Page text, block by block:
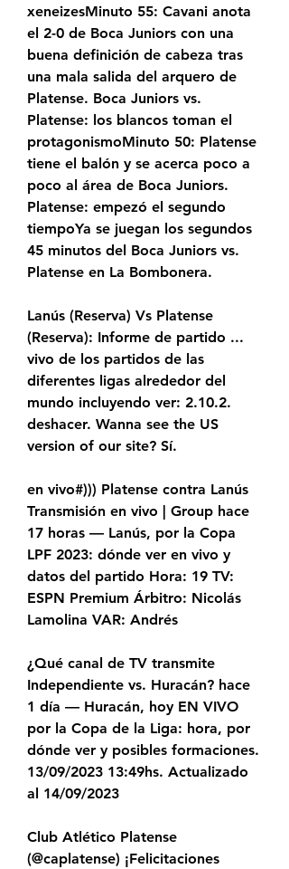
xeneizesMinuto 55: Cavani anota
el 2-0 de Boca Juniors con una
buena definición de cabeza tras
una mala salida del arquero de
Platense. Boca Juniors vs.
Platense: los blancos toman el
protagonismoMinuto 50: Platense
tiene el balón y se acerca poco a
poco al área de Boca Juniors.
Platense: empezó el segundo
tiempoYa se juegan los segundos
45 minutos del Boca Juniors vs.
Platense en La Bombonera.
Lanús (Reserva) Vs Platense
(Reserva): Informe de partido ...
vivo de los partidos de las
diferentes ligas alrededor del
mundo incluyendo ver: 2.10.2.
deshacer. Wanna see the US
version of our site? Sí.
en vivo#))) Platense contra Lanús
Transmisión en vivo | Group hace
17 horas — Lanús, por la Copa
LPF 2023: dónde ver en vivo y
datos del partido Hora: 19 TV:
ESPN Premium Árbitro: Nicolás
Lamolina VAR: Andrés
¿Qué canal de TV transmite
Independiente vs. Huracán? hace
1 día — Huracán, hoy EN VIVO
por la Copa de la Liga: hora, por
dónde ver y posibles formaciones.
13/09/2023 13:49hs. Actualizado
al 14/09/2023
Club Atlético Platense
(@caplatense) ¡Felicitaciones